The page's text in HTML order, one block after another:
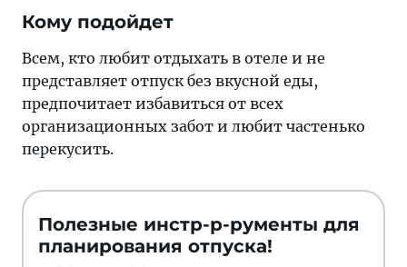
Кому подойдет
Всем, кто любит отдыхать в отеле и не
представляет отпуск без вкусной еды,
предпочитает избавиться от всех
организационных забот и любит частенько
перекусить.
Полезные инстр-р-рументы для
планирования отпуска!